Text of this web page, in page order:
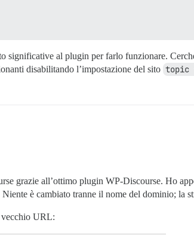
al plugin per farlo funzionare.
disabilitando l’impostazione del sito topic
grazie all’ottimo plugin WP-Discourse. Ho
Niente è cambiato tranne il nome del dominio; la
vecchio URL: